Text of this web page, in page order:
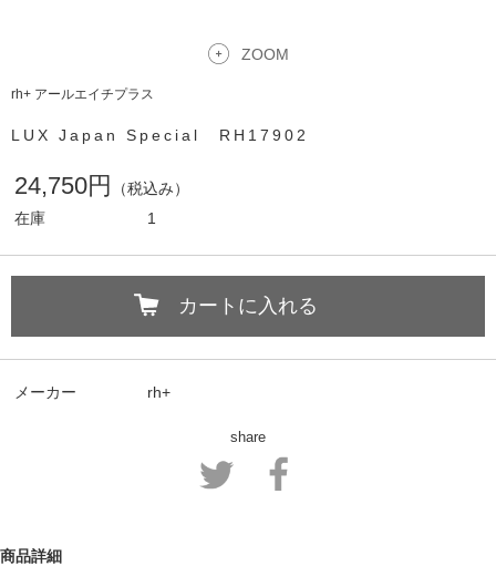
ZOOM
rh+ アールエイチプラス
LUX Japan Special RH17902
24,750円
（税込み）
在庫
1
カートに入れる
メーカー rh+
share
商品詳細